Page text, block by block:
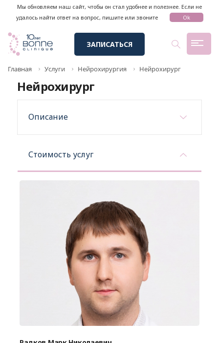
Мы обновляем наш сайт, чтобы он стал удобнее и полезнее. Если не
удалось найти ответ на вопрос, пишите или звоните
Ok
ЗАПИСАТЬСЯ
Главная Услуги Нейрохирургия Нейрохирург
Нейрохирург
Описание
Стоимость услуг